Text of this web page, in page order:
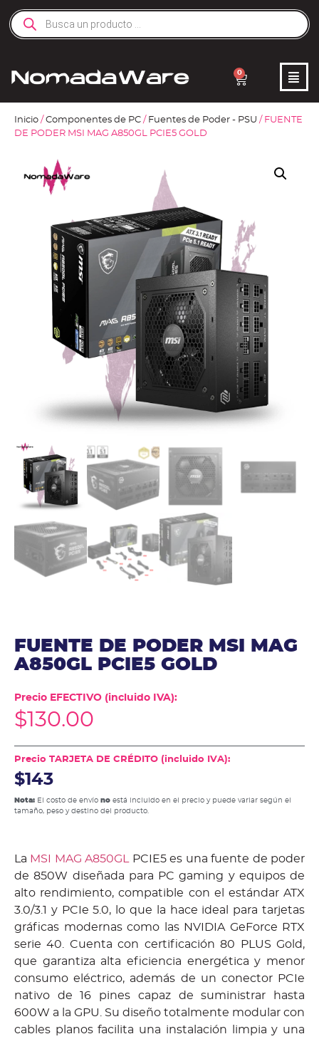
0
Inicio / Componentes de PC / Fuentes de Poder - PSU / FUENTE
DE PODER MSI MAG A850GL PCIE5 GOLD
FUENTE DE PODER MSI MAG
A850GL PCIE5 GOLD
Precio EFECTIVO (incluido IVA):
$130.00
Precio TARJETA DE CRÉDITO (incluido IVA):
$143
Nota: El costo de envío no está incluido en el precio y puede variar según el
tamaño, peso y destino del producto.
La MSI MAG A850GL
PCIE5 es una fuente de poder
de 850W diseñada para PC gaming y equipos de
alto rendimiento, compatible con el estándar ATX
3.0/3.1 y PCIe 5.0, lo que la hace ideal para tarjetas
gráficas modernas como las NVIDIA GeForce RTX
serie 40. Cuenta con certificación 80 PLUS Gold,
que garantiza alta eficiencia energética y menor
consumo eléctrico, además de un conector PCIe
nativo de 16 pines capaz de suministrar hasta
600W a la GPU. Su diseño totalmente modular con
cables planos facilita una instalación limpia y una